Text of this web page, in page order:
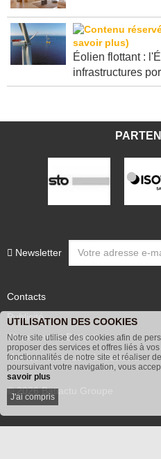
Éolien flottant :
infrastructures
Newsletter
Contacts
Publicité
Abonnement Batiactu
Voir les contenus+ de Batiactu
© 2026 Batiactu Groupe
UTILISATION DES COOKIES
Notre site utilise des cookies afin de
proposer des services et offres liés à
fonctionnalités de notre site et réaliser
poursuivant votre navigation, vous
savoir plus
J'ai compris